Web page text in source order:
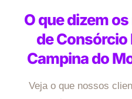
O que dizem
de
Campina do
Veja o que nossos